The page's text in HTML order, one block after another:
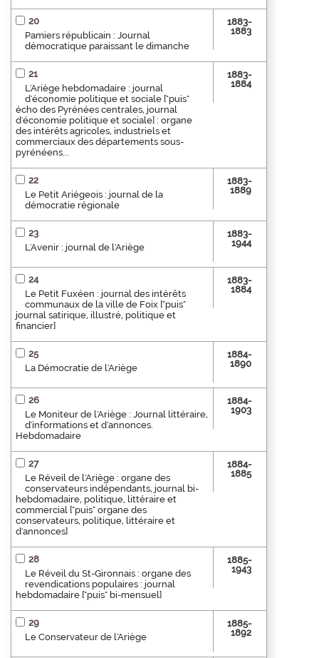
20
Pamiers républicain : Journal
démocratique paraissant le dimanche
1883-
1883
21
L'Ariège hebdomadaire : journal
d'économie politique et sociale ["puis"
écho des Pyrénées centrales, journal
d'économie politique et sociale] : organe
des intérêts agricoles, industriels et
commerciaux des départements sous-
pyrénéens...
1883-
1884
22
Le Petit Ariégeois : journal de la
démocratie régionale
1883-
1889
23
L'Avenir : journal de l'Ariège
1883-
1944
24
Le Petit Fuxéen : journal des intérêts
communaux de la ville de Foix ["puis"
journal satirique, illustré, politique et
financier]
1883-
1884
25
La Démocratie de l'Ariège
1884-
1890
26
Le Moniteur de l'Ariège : Journal littéraire,
d'informations et d'annonces.
Hebdomadaire
1884-
1903
27
Le Réveil de l'Ariège : organe des
conservateurs indépendants, journal bi-
hebdomadaire, politique, littéraire et
commercial ["puis" organe des
conservateurs, politique, littéraire et
d'annonces]
1884-
1885
28
Le Réveil du St-Gironnais : organe des
revendications populaires : journal
hebdomadaire ["puis" bi-mensuel]
1885-
1943
29
Le Conservateur de l'Ariège
1885-
1892